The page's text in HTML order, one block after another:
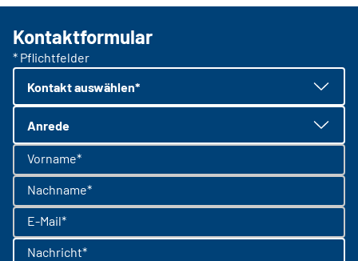
Kontaktformular
* Pflichtfelder
Kontakt auswählen*
Anrede
Vorname*
Nachname*
E-Mail*
Nachricht*